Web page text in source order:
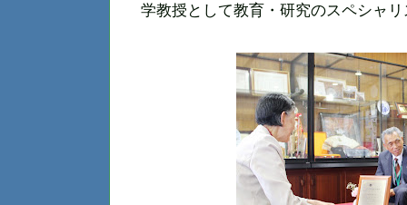
学教授として教育・研究のスペシャ